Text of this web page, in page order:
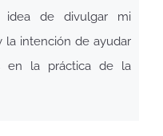
de divulgar mi
la intención de ayudar
en la práctica de la